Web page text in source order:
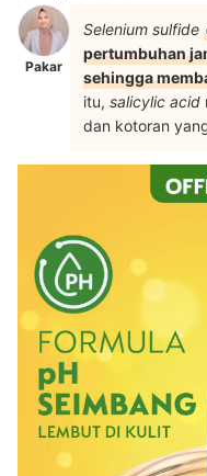
Pakar
Selenium sulfide
pertumbuhan
sehingga
itu, salicylic acid
dan kotoran